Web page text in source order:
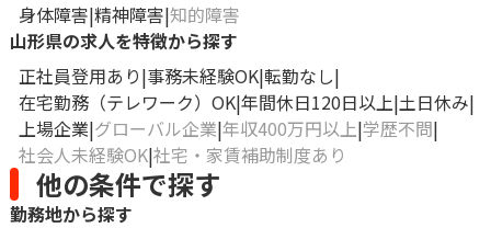
身体障害 精神障害 知的障害
山形県の求人を特徴から探す
正社員登用あり 事務未経験OK 転勤なし
在宅勤務（テレワーク）OK 年間休日120日以上 土日休み
上場企業 グローバル企業 年収400万円以上 学歴不問
社会人未経験OK 社宅・家賃補助制度あり
他の条件で探す
勤務地から探す